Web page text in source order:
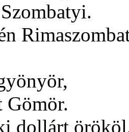
Gömör.
dollárt